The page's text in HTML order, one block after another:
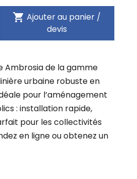
shopping_cart Ajouter au panier /
devis
Ambrosia de la gamme
urbaine robuste en
pour l’aménagement
: installation rapide,
pour les collectivités
en ligne ou obtenez un